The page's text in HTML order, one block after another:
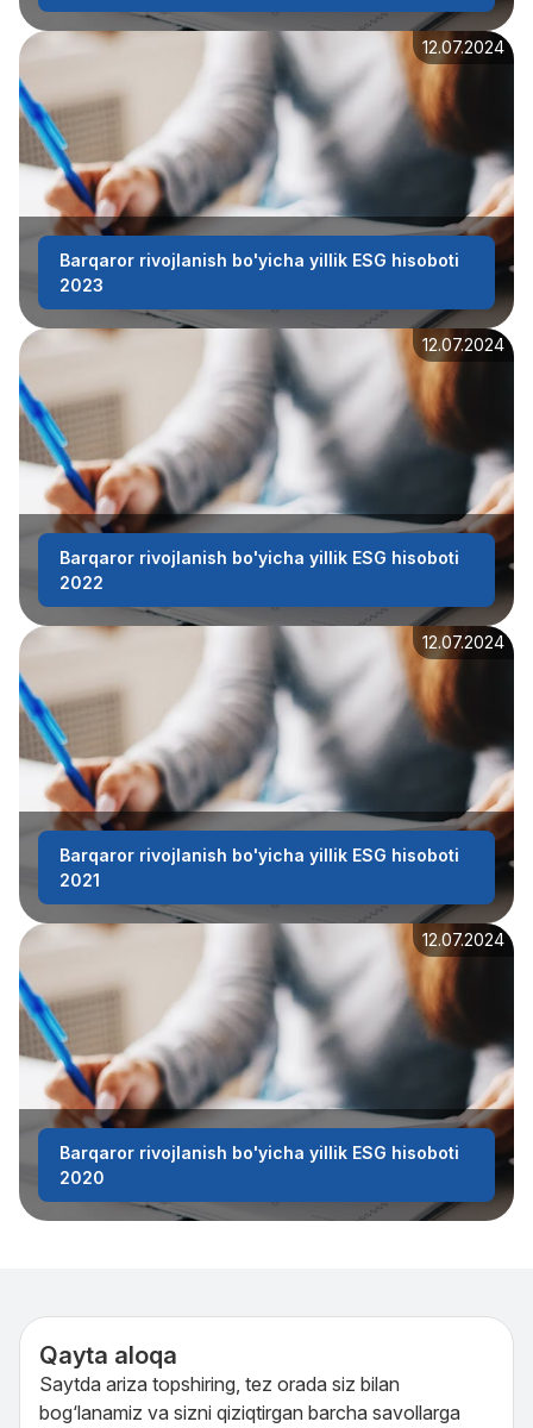
12.07.2024
Barqaror rivojlanish bo'yicha yillik ESG hisoboti
2023
12.07.2024
Barqaror rivojlanish bo'yicha yillik ESG hisoboti
2022
12.07.2024
Barqaror rivojlanish bo'yicha yillik ESG hisoboti
2021
12.07.2024
Barqaror rivojlanish bo'yicha yillik ESG hisoboti
2020
Qayta aloqa
Saytda ariza topshiring, tez orada siz bilan
bog‘lanamiz va sizni qiziqtirgan barcha savollarga